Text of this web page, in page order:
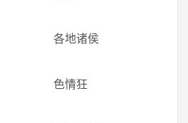
） 各地诸侯
） 色情狂